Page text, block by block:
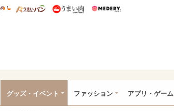
ズニー特集
うまいめし うまいパン うまい肉
グッズ・イベント ファッション アプリ・ゲーム